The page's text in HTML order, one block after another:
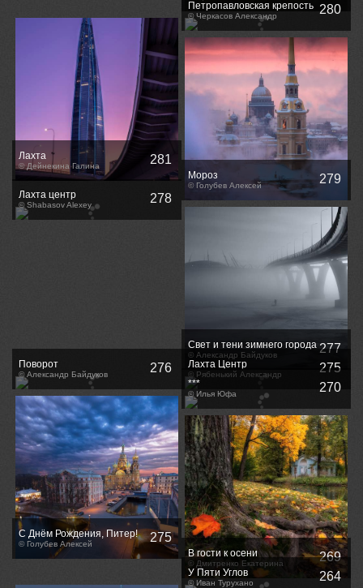
Лахта
© Дейнекина Галина 281
Петропавловская крепость
© Черкасов Александр 280
Мороз
© Голубев Алексей 279
Лахта центр
© Shabasov Alexey 278
Свет и тени зимнего города
© Александр Байдуков 277
Поворот
© Александр Байдуков 276 Лахта Центр
© Рябенький Александр 275
С Днём Рождения, Питер!
© Голубев Алексей 275
***
© Илья Юфа 270
В гости к осени
© Дмитренко Екатерина 269
У Пяти Углов
© Иван Турухано 264